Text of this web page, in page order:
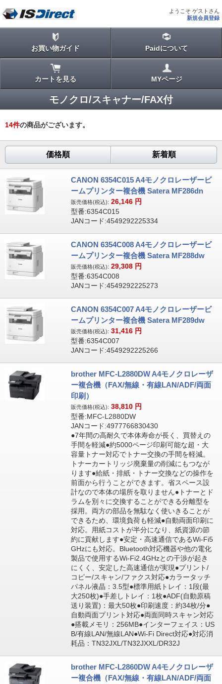
ようこそ ゲストさん
新規会員登録
お買い物ガイド Paidについて
カートを見る MYページ
モノクロ/スキャナー/FAX付
14件の商品がございます。
価格順 新着順
CANON 6354C015 A4モノクロレーザービ
ームプリンター複合機 Satera MF286dn
販売価格(税込): 26,146 円
型番:6354C015
JANコード:4549292225334
CANON 6354C008 A4モノクロレーザービ
ームプリンター複合機 Satera MF288dw
販売価格(税込): 29,308 円
型番:6354C008
JANコード:4549292225273
CANON 6354C007 A4モノクロレーザービ
ームプリンター複合機 Satera MF289dw
販売価格(税込): 31,416 円
型番:6354C007
JANコード:4549292225266
brother MFC-L2880DW A4モノクロレーザ
ー複合機（FAX/無線・有線LAN/ADF/両面
印刷）
販売価格(税込): 38,810 円
型番:MFC-L2880DW
JANコード:4977766830430
●7年間の高耐久で本体寿命が長く、買替えの
手間を軽減●約5000ページ印刷可能な超・大
容量トナー対応でトナー交換の手間を軽減。
トナーカートリッジ廃棄量の削減にもつなが
ります●給紙・排紙・トナー交換などの操作を
前面から行うことができます。省スペース設
計なので本体の場所を取りません●トナーとド
ラムを別々に交換することができる分離型を
採用。両方の部品を無駄なく使いきることが
できるため、環境負荷も軽減●自動両面印刷に
対応。用紙コストが半分になり、紙資源の節
約に貢献します●安定・高速通信であるWi-Fi5
GHzにも対応。Bluetooth対応機器や他の電化
製品で使用するWi-Fi2.4GHzとの干渉が起き
にくく、安定した高速通信が実現●プリント/
コピー/スキャン/ファクス対応●カラータッチ
パネル液晶：3.5型●標準用紙トレイ：1段(最
大250枚)●手差しトレイ：1枚●ADF(自動原稿
送り装置)：最大50枚●印刷速度：約34枚/分●
自動両面プリント対応●両面同時スキャン対応
●搭載メモリ：256MB●インターフェイス：US
B/有線LAN/無線LAN●Wi-Fi Direct対応●対応消
耗品：TN32JXL/TN32JXXL/DR32J
brother MFC-L2860DW A4モノクロレーザ
ー複合機（FAX/無線・有線LAN/ADF/両面